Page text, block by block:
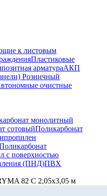
к листовым
Пластиковые
арматураАКП
Розничный
очистные
монолитный
сотовыйПоликарбонат
с поверхностью
(ПНД)ПВХ
82 C 2,05х3,05 м